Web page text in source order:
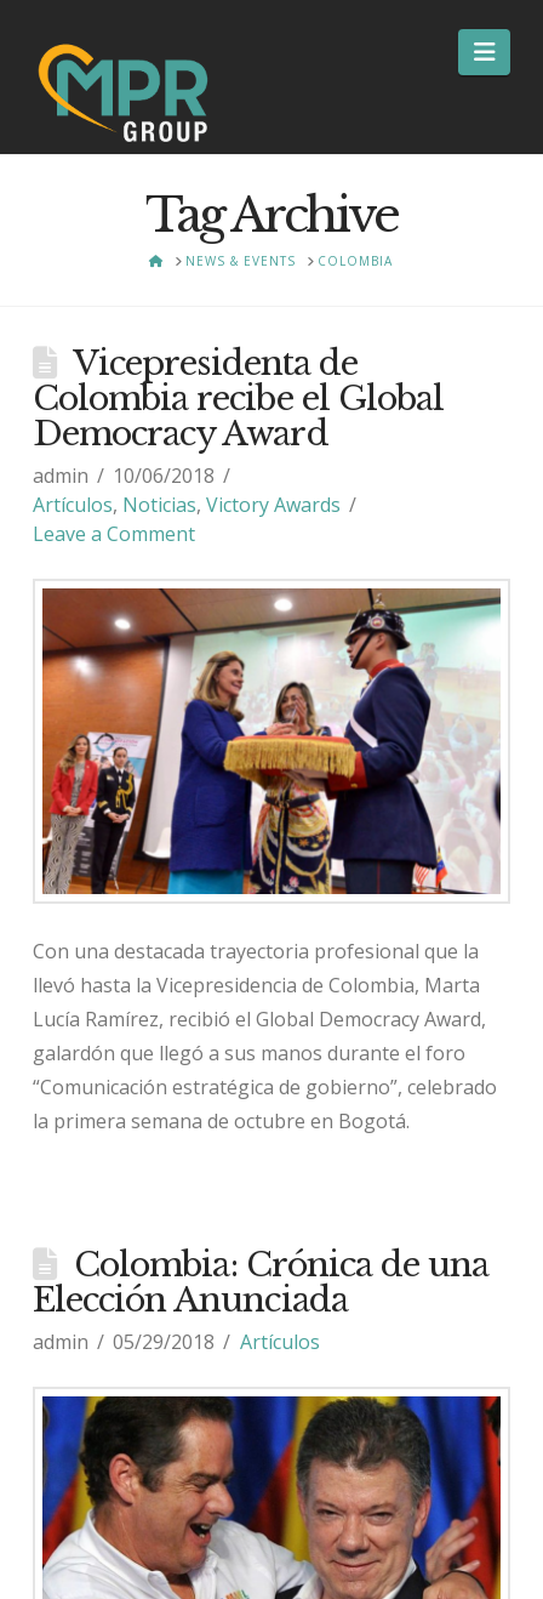
Tag Archive
HOMENEWS & EVENTS COLOMBIA
Vicepresidenta de
Colombia recibe el Global
Democracy Award
admin
10/06/2018
Artículos, Noticias, Victory Awards
Leave a Comment
Con una destacada trayectoria profesional que la
llevó hasta la Vicepresidencia de Colombia, Marta
Lucía Ramírez, recibió el Global Democracy Award,
galardón que llegó a sus manos durante el foro
“Comunicación estratégica de gobierno”, celebrado
la primera semana de octubre en Bogotá.
Colombia: Crónica de una
Elección Anunciada
admin 05/29/2018 Artículos